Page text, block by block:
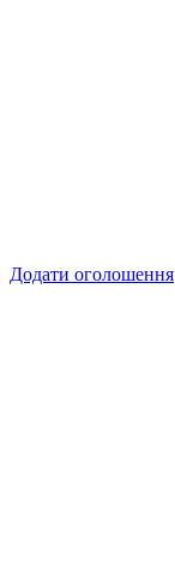
Додати оголошення